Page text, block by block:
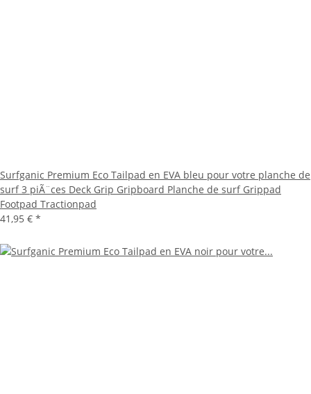
Surfganic Premium Eco Tailpad en EVA bleu pour votre planche de
surf 3 piÃ¨ces Deck Grip Gripboard Planche de surf Grippad
Footpad Tractionpad
41,95 € *